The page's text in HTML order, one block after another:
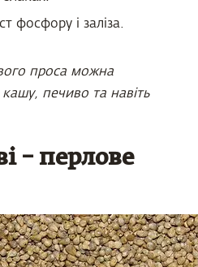
фосфору і заліза.
проса можна
печиво та навіть
– перлове